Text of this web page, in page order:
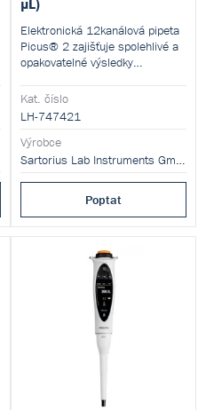
µL)
Elektronická 12kanálová pipeta
Picus® 2 zajišťuje spolehlivé a
opakovatelné výsledky
ergonomický design, který je
šetrný k vaší ruce.
Kat. číslo
LH-747421
Výrobce
Sartorius Lab Instruments GmbH and Co. KG
Poptat